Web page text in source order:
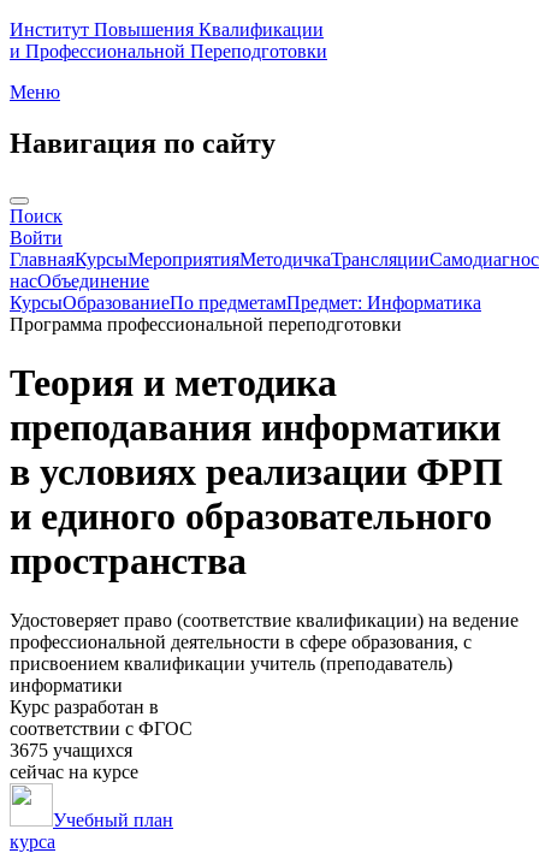
Институт Повышения Квалификации
и Профессиональной Переподготовки
Меню
Навигация по сайту
Поиск
Войти
ГлавнаяКурсыМероприятияМетодичкаТрансляции
насОбъединение
КурсыОбразованиеПо предметамПредмет: Информатика
Программа профессиональной переподготовки
Теория и методика
преподавания информатики
в условиях реализации ФРП
и единого образовательного
пространства
Удостоверяет право (соответствие квалификации) на ведение
профессиональной деятельности в сфере образования, с
присвоением квалификации учитель (преподаватель)
информатики
Курс разработан в
соответствии с ФГОС
3675 учащихся
сейчас на курсе
Учебный план
курса